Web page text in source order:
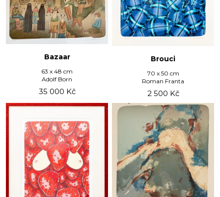
Bazaar
63 x 48 cm
Adolf Born
35 000 Kč
Brouci
70 x 50 cm
Roman Franta
2 500 Kč